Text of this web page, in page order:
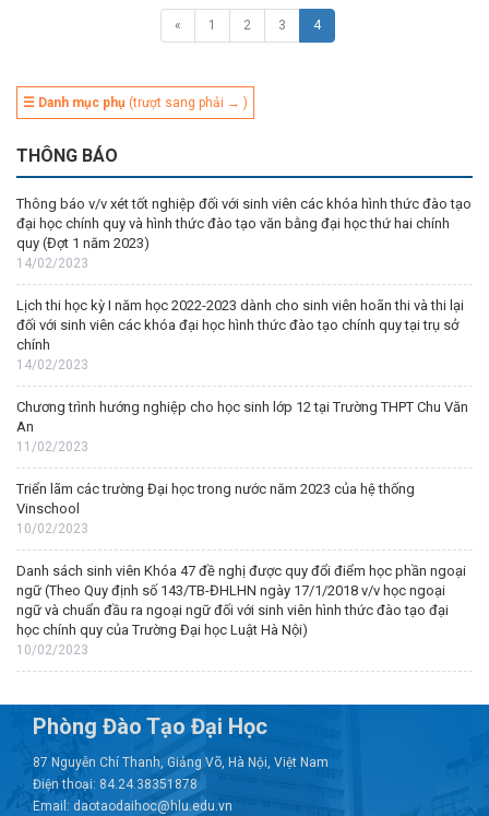
« 1 2 3 4
☰ Danh mục phụ (trượt sang phải → )
THÔNG BÁO
Thông báo v/v xét tốt nghiệp đối với sinh viên các khóa hình thức đào tạo
đại học chính quy và hình thức đào tạo văn bằng đại học thứ hai chính
quy (Đợt 1 năm 2023)
14/02/2023
Lịch thi học kỳ I năm học 2022-2023 dành cho sinh viên hoãn thi và thi lại
đối với sinh viên các khóa đại học hình thức đào tạo chính quy tại trụ sở
chính
14/02/2023
Chương trình hướng nghiệp cho học sinh lớp 12 tại Trường THPT Chu Văn
An
11/02/2023
Triển lãm các trường Đại học trong nước năm 2023 của hệ thống
Vinschool
10/02/2023
Danh sách sinh viên Khóa 47 đề nghị được quy đổi điểm học phần ngoại
ngữ (Theo Quy định số 143/TB-ĐHLHN ngày 17/1/2018 v/v học ngoại
ngữ và chuẩn đầu ra ngoại ngữ đối với sinh viên hình thức đào tạo đại
học chính quy của Trường Đại học Luật Hà Nội)
10/02/2023
Phòng Đào Tạo Đại Học
87 Nguyễn Chí Thanh, Giảng Võ, Hà Nội, Việt Nam
Điện thoại: 84.24.38351878
Email: daotaodaihoc@hlu.edu.vn